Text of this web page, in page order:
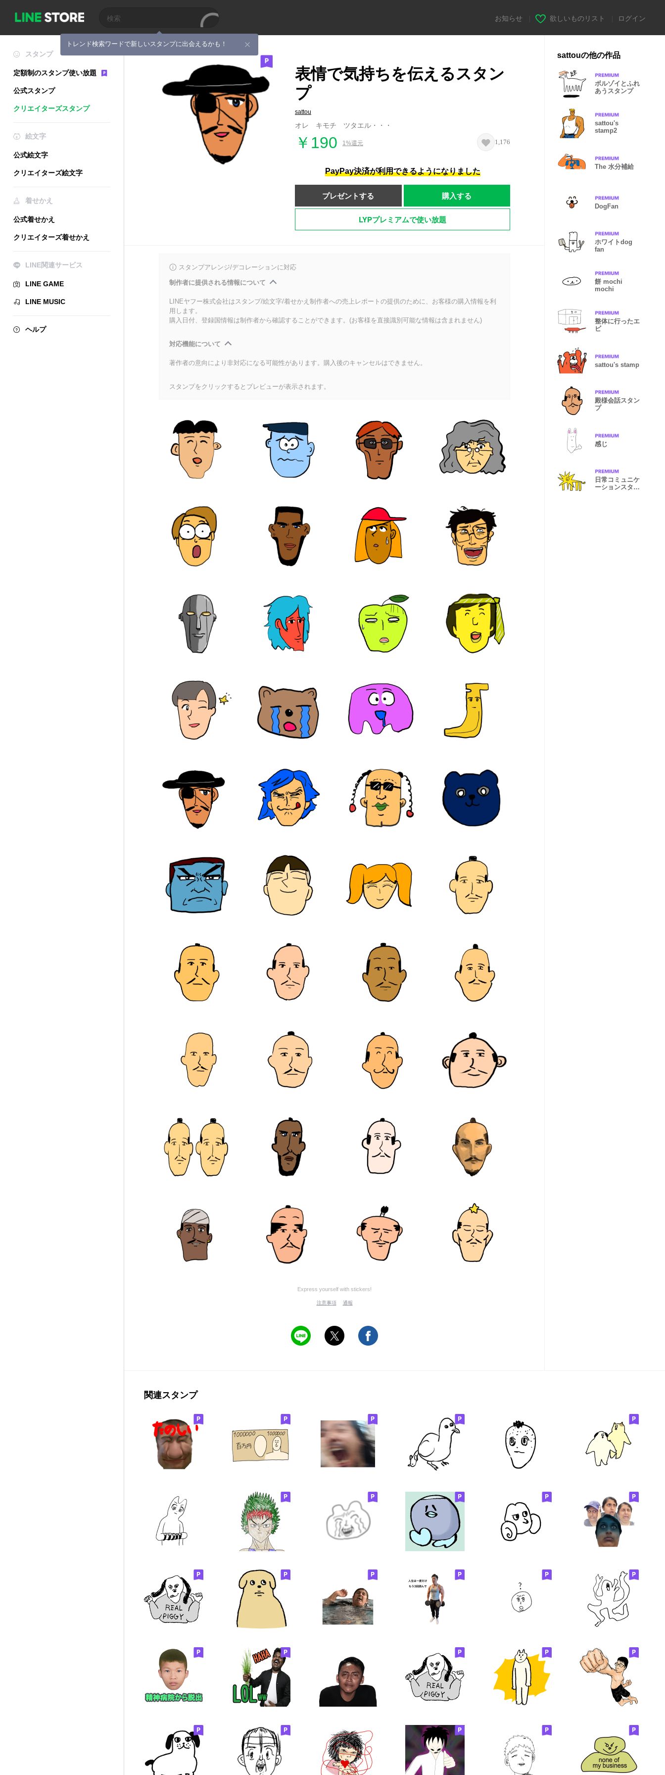
トレンド検索ワードで新しいスタンプに出会えるかも！
お知らせ 欲しいものリスト ログイン
スタンプ
定額制のスタンプ使い放題
公式スタンプ
クリエイターズスタンプ
絵文字
公式絵文字
クリエイターズ絵文字
着せかえ
公式着せかえ
クリエイターズ着せかえ
LINE関連サービス
LINE GAME
LINE MUSIC
ヘルプ
表情で気持ちを伝えるスタン
プ
sattou
オレ キモチ ツタエル・・・
￥190 1%還元 1,176
PayPay決済が利用できるようになりました
プレゼントする 購入する
LYPプレミアムで使い放題
スタンプアレンジ/デコレーションに対応
制作者に提供される情報について
LINEヤフー株式会社はスタンプ/絵文字/着せかえ制作者への売上レポートの提供のために、お客様の購入情報を利
用します。
購入日付、登録国情報は制作者から確認することができます。(お客様を直接識別可能な情報は含まれません)
対応機能について
著作者の意向により非対応になる可能性があります。購入後のキャンセルはできません。
スタンプをクリックするとプレビューが表示されます。
Express yourself with stickers!
注意事項 通報
sattouの他の作品
ボルゾイとふれ
あうスタンプ
sattou's
stamp2
The 水分補給
DogFan
ホワイトdog
fan
餅 mochi
mochi
整体に行ったエ
ビ
sattou's stamp
殿様会話スタン
プ
感じ
日常コミュニケ
ーションスタン
関連スタンプ